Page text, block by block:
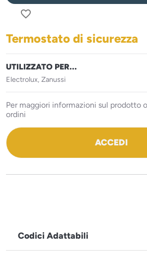
favorite_border
Termostato di sicurezza
UTILIZZATO PER...
Electrolux, Zanussi
Per maggiori informazioni sul prodotto
ordini
ACCEDI
Codici Adattabili